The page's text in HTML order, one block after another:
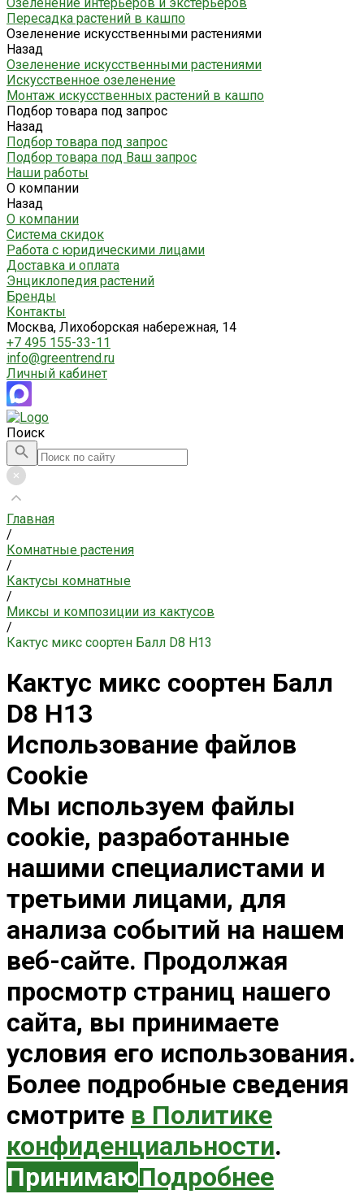
Пересадка растений в кашпо
Озеленение искусственными растениями
Назад
Озеленение искусственными растениями
Искусственное озеленение
Монтаж искусственных растений в кашпо
Подбор товара под запрос
Назад
Подбор товара под запрос
Подбор товара под Ваш запрос
Наши работы
О компании
Назад
О компании
Система скидок
Работа с юридическими лицами
Доставка и оплата
Энциклопедия растений
Бренды
Контакты
Москва, Лихоборская набережная, 14
+7 495 155-33-11
info@greentrend.ru
Личный кабинет
Поиск
Главная
/
Комнатные растения
/
Кактусы комнатные
/
Миксы и композиции из кактусов
/
Кактус микс соортен Балл D8 H13
Кактус микс соортен Балл
D8 H13
Использование файлов
Cookie
Мы используем файлы
cookie, разработанные
нашими специалистами и
третьими лицами, для
анализа событий на нашем
веб-сайте. Продолжая
просмотр страниц нашего
сайта, вы принимаете
условия его использования.
Более подробные сведения
смотрите в Политике
конфиденциальности.
ПринимаюПодробнее